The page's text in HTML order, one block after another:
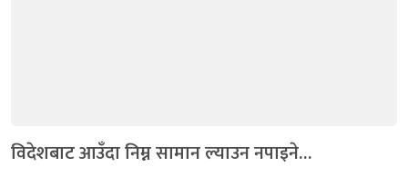
विदेशबाट आउँदा निम्न सामान ल्याउन नपाइने…